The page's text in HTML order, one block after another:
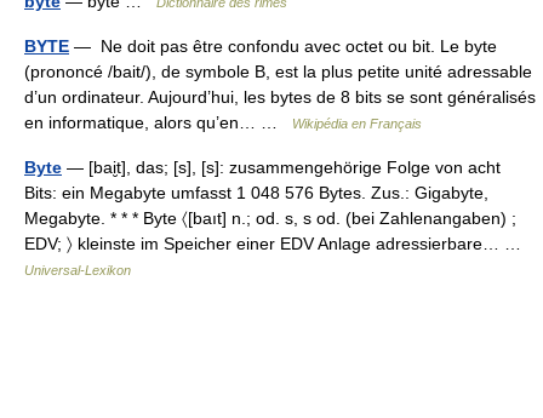
BYTE — Ne doit pas être confondu avec octet ou bit. Le byte
(prononcé /bait/), de symbole B, est la plus petite unité adressable
d’un ordinateur. Aujourd’hui, les bytes de 8 bits se sont généralisés
en informatique, alors qu’en… …
Wikipédia en Français
Byte — [bai̮t], das; [s], [s]: zusammengehörige Folge von acht
Bits: ein Megabyte umfasst 1 048 576 Bytes. Zus.: Gigabyte,
Megabyte. * * * Byte 〈[baıt] n.; od. s, s od. (bei Zahlenangaben) ;
EDV; 〉 kleinste im Speicher einer EDV Anlage adressierbare… …
Universal-Lexikon